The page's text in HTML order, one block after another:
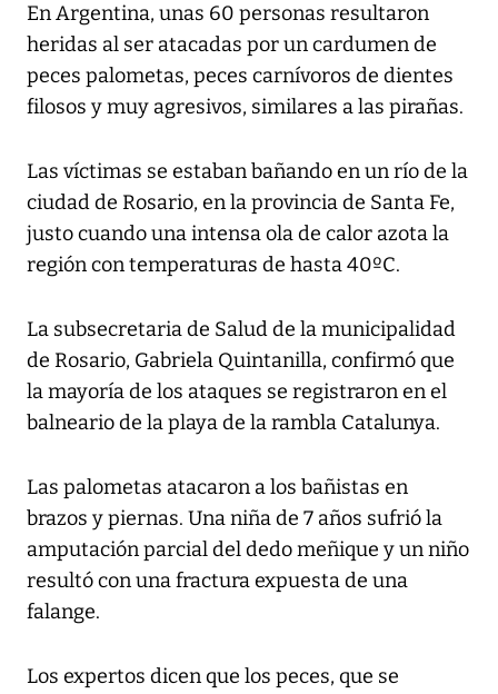
En Argentina, unas 60 personas resultaron
heridas al ser atacadas por un cardumen de
peces palometas, peces carnívoros de dientes
filosos y muy agresivos, similares a las pirañas.
Las víctimas se estaban bañando en un río de la
ciudad de Rosario, en la provincia de Santa Fe,
justo cuando una intensa ola de calor azota la
región con temperaturas de hasta 40ºC.
La subsecretaria de Salud de la municipalidad
de Rosario, Gabriela Quintanilla, confirmó que
la mayoría de los ataques se registraron en el
balneario de la playa de la rambla Catalunya.
Las palometas atacaron a los bañistas en
brazos y piernas. Una niña de 7 años sufrió la
amputación parcial del dedo meñique y un niño
resultó con una fractura expuesta de una
falange.
Los expertos dicen que los peces, que se